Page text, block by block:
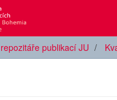
publikací JU